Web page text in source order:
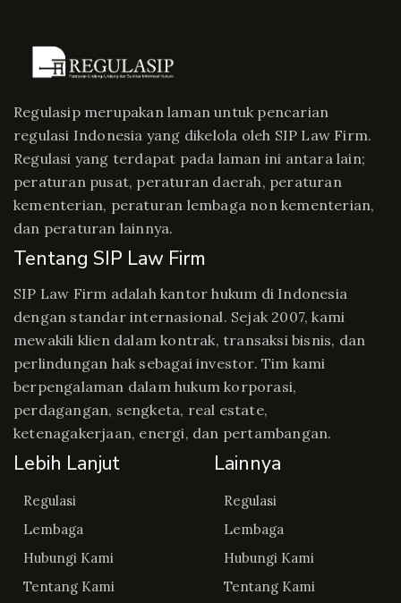
Regulasip merupakan laman untuk pencarian
regulasi Indonesia yang dikelola oleh SIP Law Firm.
Regulasi yang terdapat pada laman ini antara lain;
peraturan pusat, peraturan daerah, peraturan
kementerian, peraturan lembaga non kementerian,
dan peraturan lainnya.
Tentang SIP Law Firm
SIP Law Firm adalah kantor hukum di Indonesia
dengan standar internasional. Sejak 2007, kami
mewakili klien dalam kontrak, transaksi bisnis, dan
perlindungan hak sebagai investor. Tim kami
berpengalaman dalam hukum korporasi,
perdagangan, sengketa, real estate,
ketenagakerjaan, energi, dan pertambangan.
Lebih Lanjut
Regulasi
Lembaga
Hubungi Kami
Tentang Kami
Lainnya
Regulasi
Lembaga
Hubungi Kami
Tentang Kami